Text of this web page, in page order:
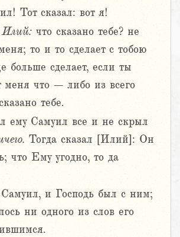
Тот сказал: вот я!
Илий: что сказано тебе? не
то и то сделает с тобою
больше сделает, если ты
меня что – либо из всего
тебе.
ему Самуил все и не скрыл
Тогда сказал [Илий]: Он
что Ему угодно, то да
и Господь был с ним;
ни одного из слов его